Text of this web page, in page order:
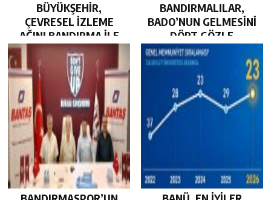
BÜYÜKŞEHİR,
ÇEVRESEL İZLEME
AĞINI BANDIRMA İLE
GÜÇLENDİRDİ…
BANDIRMALILAR,
BADO’NUN GELMESİNİ
DÖRT GÖZLE
BEKLİYOR…